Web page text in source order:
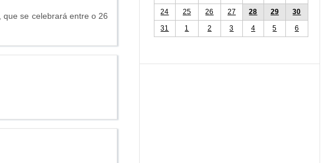
se celebrará entre o 26
24
25 26 27 28 29
30
31
1 2 3 4 5 6